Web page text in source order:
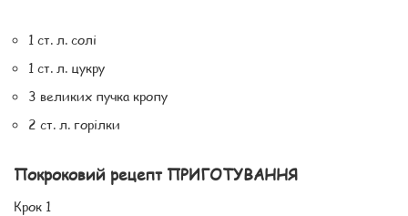
1 ст. л. солі
1 ст. л. цукру
3 великих пучка кропу
2 ст. л. горілки
Покроковий рецепт ПРИГОТУВАННЯ
Крок 1